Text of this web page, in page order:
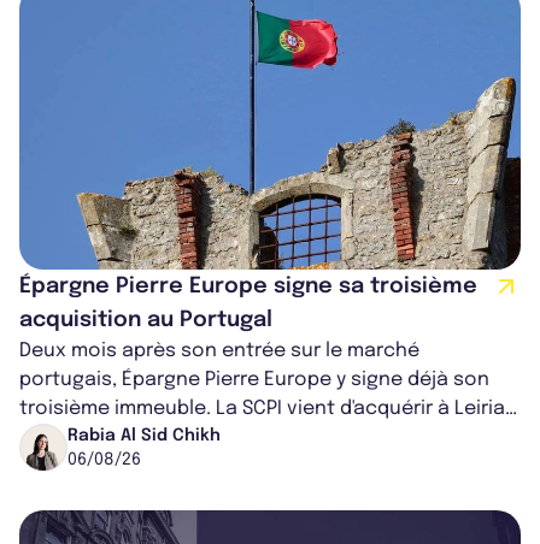
Épargne Pierre Europe signe sa troisième
acquisition au Portugal
Deux mois après son entrée sur le marché
portugais, Épargne Pierre Europe y signe déjà son
troisième immeuble. La SCPI vient d'acquérir à Leiria,
dans le centre du pays, un établis...
Rabia Al Sid Chikh
06/08/26